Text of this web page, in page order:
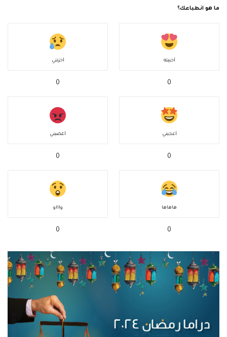
ما هو انطباعك؟
أحببته
0
أحزنني
0
أعجبني
0
أغضبني
0
هاهاها
0
واااو
0